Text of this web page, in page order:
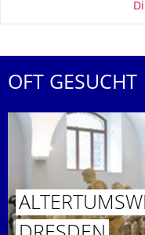
OFT GESUCHT